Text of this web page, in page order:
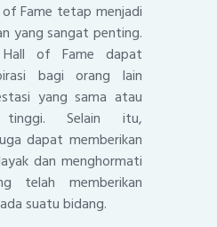
Fame tetap menjadi
yang sangat penting.
Hall of Fame dapat
bagi orang lain
yang sama atau
Selain itu,
dapat memberikan
dan menghormati
telah memberikan
suatu bidang.